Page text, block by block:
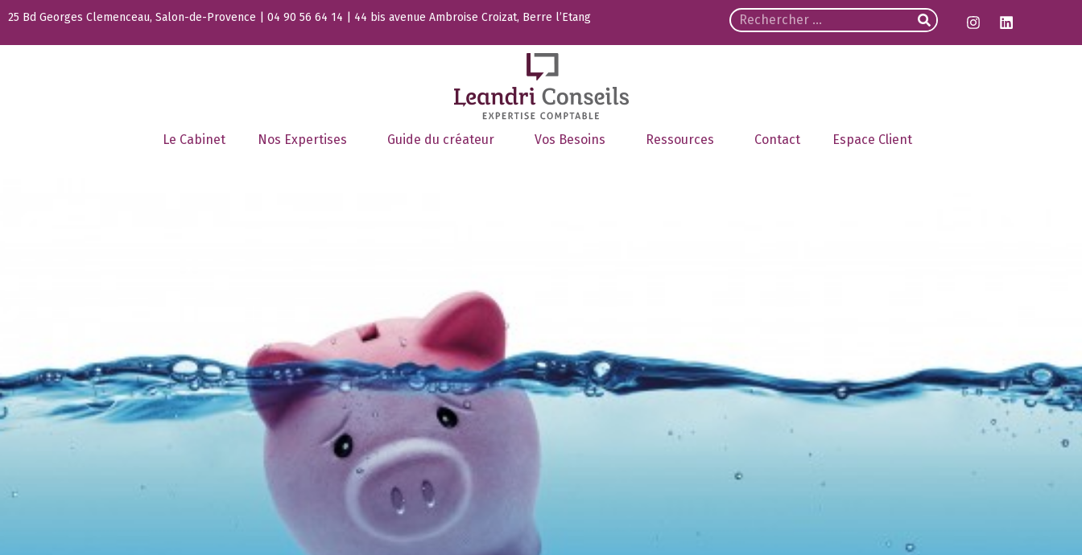
25 Bd Georges Clemenceau, Salon-de-Provence | 04 90 56 64 14 | 44 bis avenue Ambroise Croizat, Berre l’Etang
Le Cabinet Nos Expertises Guide du créateur Vos Besoins Ressources Contact Espace Client